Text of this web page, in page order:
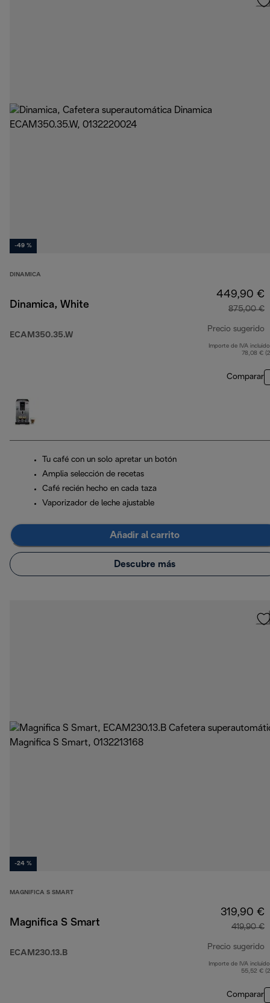
-49 %
DINAMICA
Dinamica, White
ECAM350.35.W
449,90 €
875,00 €
Precio sugerido
Importe de IVA
78,08 €
Comparar
Tu café con un solo apretar un botón
Amplia selección de recetas
Café recién hecho en cada taza
Vaporizador de leche ajustable
Añadir al carrito
Descubre más
-24 %
MAGNIFICA S SMART
Magnifica S Smart
ECAM230.13.B
319,90 €
419,90 €
Precio sugerido
Importe de IVA
55,52 €
Comparar